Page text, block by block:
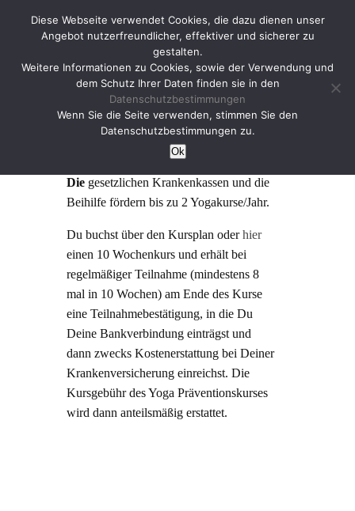
Krankenkassenkurse
Die gesetzlichen Krankenkassen und die
Beihilfe fördern bis zu 2 Yogakurse/Jahr.
Du buchst über den Kursplan oderhier
einen 10 Wochenkurs und erhält bei
regelmäßiger Teilnahme (mindestens 8
mal in 10 Wochen) am Ende des Kurse
eine Teilnahmebestätigung, in die Du
Deine Bankverbindung einträgst und
dann zwecks Kostenerstattung bei Deiner
Krankenversicherung einreichst. Die
Kursgebühr des Yoga Präventionskurses
wird dann anteilsmäßig erstattet.
Diese Webseite verwendet Cookies, die dazu dienen unser
Angebot nutzerfreundlicher, effektiver und sicherer zu
gestalten.
Weitere Informationen zu Cookies, sowie der Verwendung und
dem Schutz Ihrer Daten finden sie in den
Datenschutzbestimmungen
Wenn Sie die Seite verwenden, stimmen Sie den
Datenschutzbestimmungen zu.
Ok